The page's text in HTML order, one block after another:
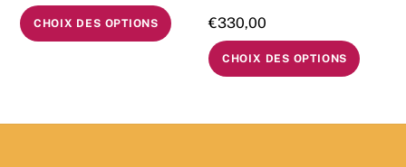
CHOIX DES OPTIONS €330,00
CHOIX DES OPTIONS